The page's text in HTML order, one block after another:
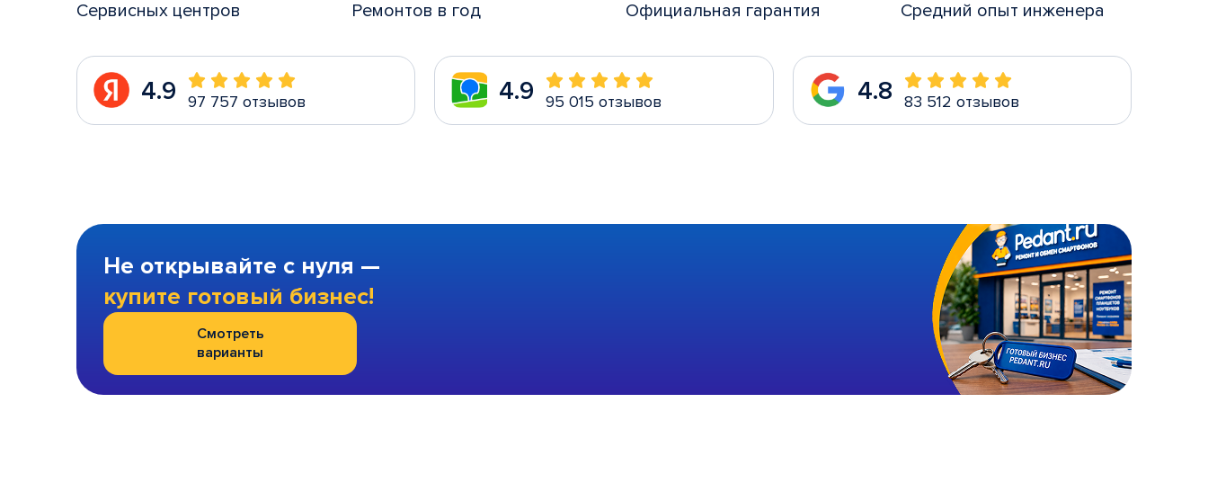
Сервисных центров Ремонтов в год Официальная гарантия Средний опыт инженера
4.9 97 757 отзывов 4.9 95 015 отзывов 4.8 83 512 отзывов
Не открывайте с нуля —
купите готовый бизнес!
Смотреть
варианты